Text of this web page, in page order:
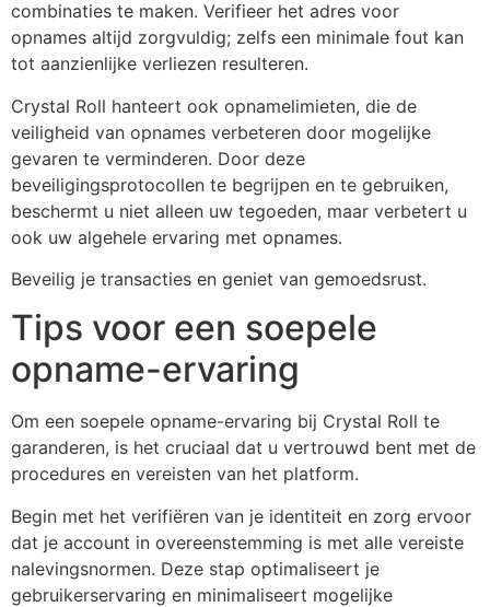
combinaties te maken. Verifieer het adres voor
opnames altijd zorgvuldig; zelfs een minimale fout kan
tot aanzienlijke verliezen resulteren.
Crystal Roll hanteert ook opnamelimieten, die de
veiligheid van opnames verbeteren door mogelijke
gevaren te verminderen. Door deze
beveiligingsprotocollen te begrijpen en te gebruiken,
beschermt u niet alleen uw tegoeden, maar verbetert u
ook uw algehele ervaring met opnames.
Beveilig je transacties en geniet van gemoedsrust.
Tips voor een soepele
opname-ervaring
Om een soepele opname-ervaring bij Crystal Roll te
garanderen, is het cruciaal dat u vertrouwd bent met de
procedures en vereisten van het platform.
Begin met het verifiëren van je identiteit en zorg ervoor
dat je account in overeenstemming is met alle vereiste
nalevingsnormen. Deze stap optimaliseert je
gebruikerservaring en minimaliseert mogelijke